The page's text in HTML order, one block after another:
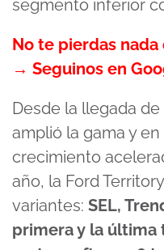
segmento inferior
No te pierdas
→ Seguinos en
Desde la llegada
amplió la gama y
crecimiento
año, la Ford
variantes: SEL,
primera y la última